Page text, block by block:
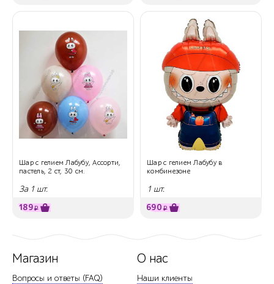
Шар с гелием Лабубу, Ассорти,
пастель, 2 ст, 30 см.
За 1 шт.
189₽
Шар с гелием Лабубу в
комбинезоне
1 шт.
690 ₽
Магазин
Вопросы и ответы (FAQ)
О нас
Наши клиенты